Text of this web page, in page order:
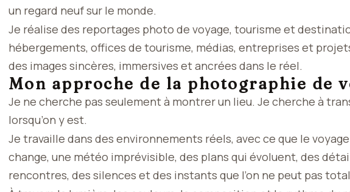
un regard neuf sur le monde.
Je réalise des reportages photo de voyage, tourisme et
hébergements, offices de tourisme, médias, entreprises et
des images sincères, immersives et ancrées dans le réel.
Mon approche de la photographie de
Je ne cherche pas seulement à montrer un lieu. Je cherche à
lorsqu’on y est.
Je travaille dans des environnements réels, avec ce que le
change, une météo imprévisible, des plans qui évoluent, des
rencontres, des silences et des instants que l’on ne peut pas